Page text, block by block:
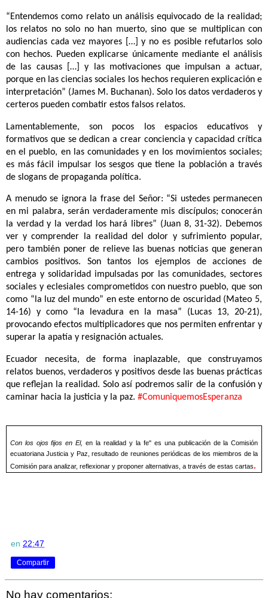
“Entendemos como relato un análisis equivocado de la realidad;
los relatos no solo no han muerto, sino que se multiplican con
audiencias cada vez mayores […] y no es posible refutarlos solo
con hechos. Pueden explicarse únicamente mediante el análisis
de las causas […] y las motivaciones que impulsan a actuar,
porque en las ciencias sociales los hechos requieren explicación e
interpretación” (James M. Buchanan). Solo los datos verdaderos y
certeros pueden combatir estos falsos relatos.
Lamentablemente, son pocos los espacios educativos y
formativos que se dedican a crear conciencia y capacidad crítica
en el pueblo, en las comunidades y en los movimientos sociales;
es más fácil impulsar los sesgos que tiene la población a través
de slogans de propaganda política.
A menudo se ignora la frase del Señor: “Si ustedes permanecen
en mi palabra, serán verdaderamente mis discípulos; conocerán
la verdad y la verdad los hará libres” (Juan 8, 31-32). Debemos
ver y comprender la realidad del dolor y sufrimiento popular,
pero también poner de relieve las buenas noticias que generan
cambios positivos. Son tantos los ejemplos de acciones de
entrega y solidaridad impulsadas por las comunidades, sectores
sociales y eclesiales comprometidos con nuestro pueblo, que son
como “la luz del mundo” en este entorno de oscuridad (Mateo 5,
14-16) y como “la levadura en la masa” (Lucas 13, 20-21),
provocando efectos multiplicadores que nos permiten enfrentar y
superar la apatía y resignación actuales.
Ecuador necesita, de forma inaplazable, que construyamos
relatos buenos, verdaderos y positivos desde las buenas prácticas
que reflejan la realidad. Solo así podremos salir de la confusión y
caminar hacia la justicia y la paz. #ComuniquemosEsperanza
Con los ojos fijos en El, en la realidad y la fe" es una publicación de la Comisión
ecuatoriana Justicia y Paz, resultado de reuniones periódicas de los miembros de la
Comisión para analizar, reflexionar y proponer alternativas, a través de estas cartas.
en 22:47
Compartir
No hay comentarios: